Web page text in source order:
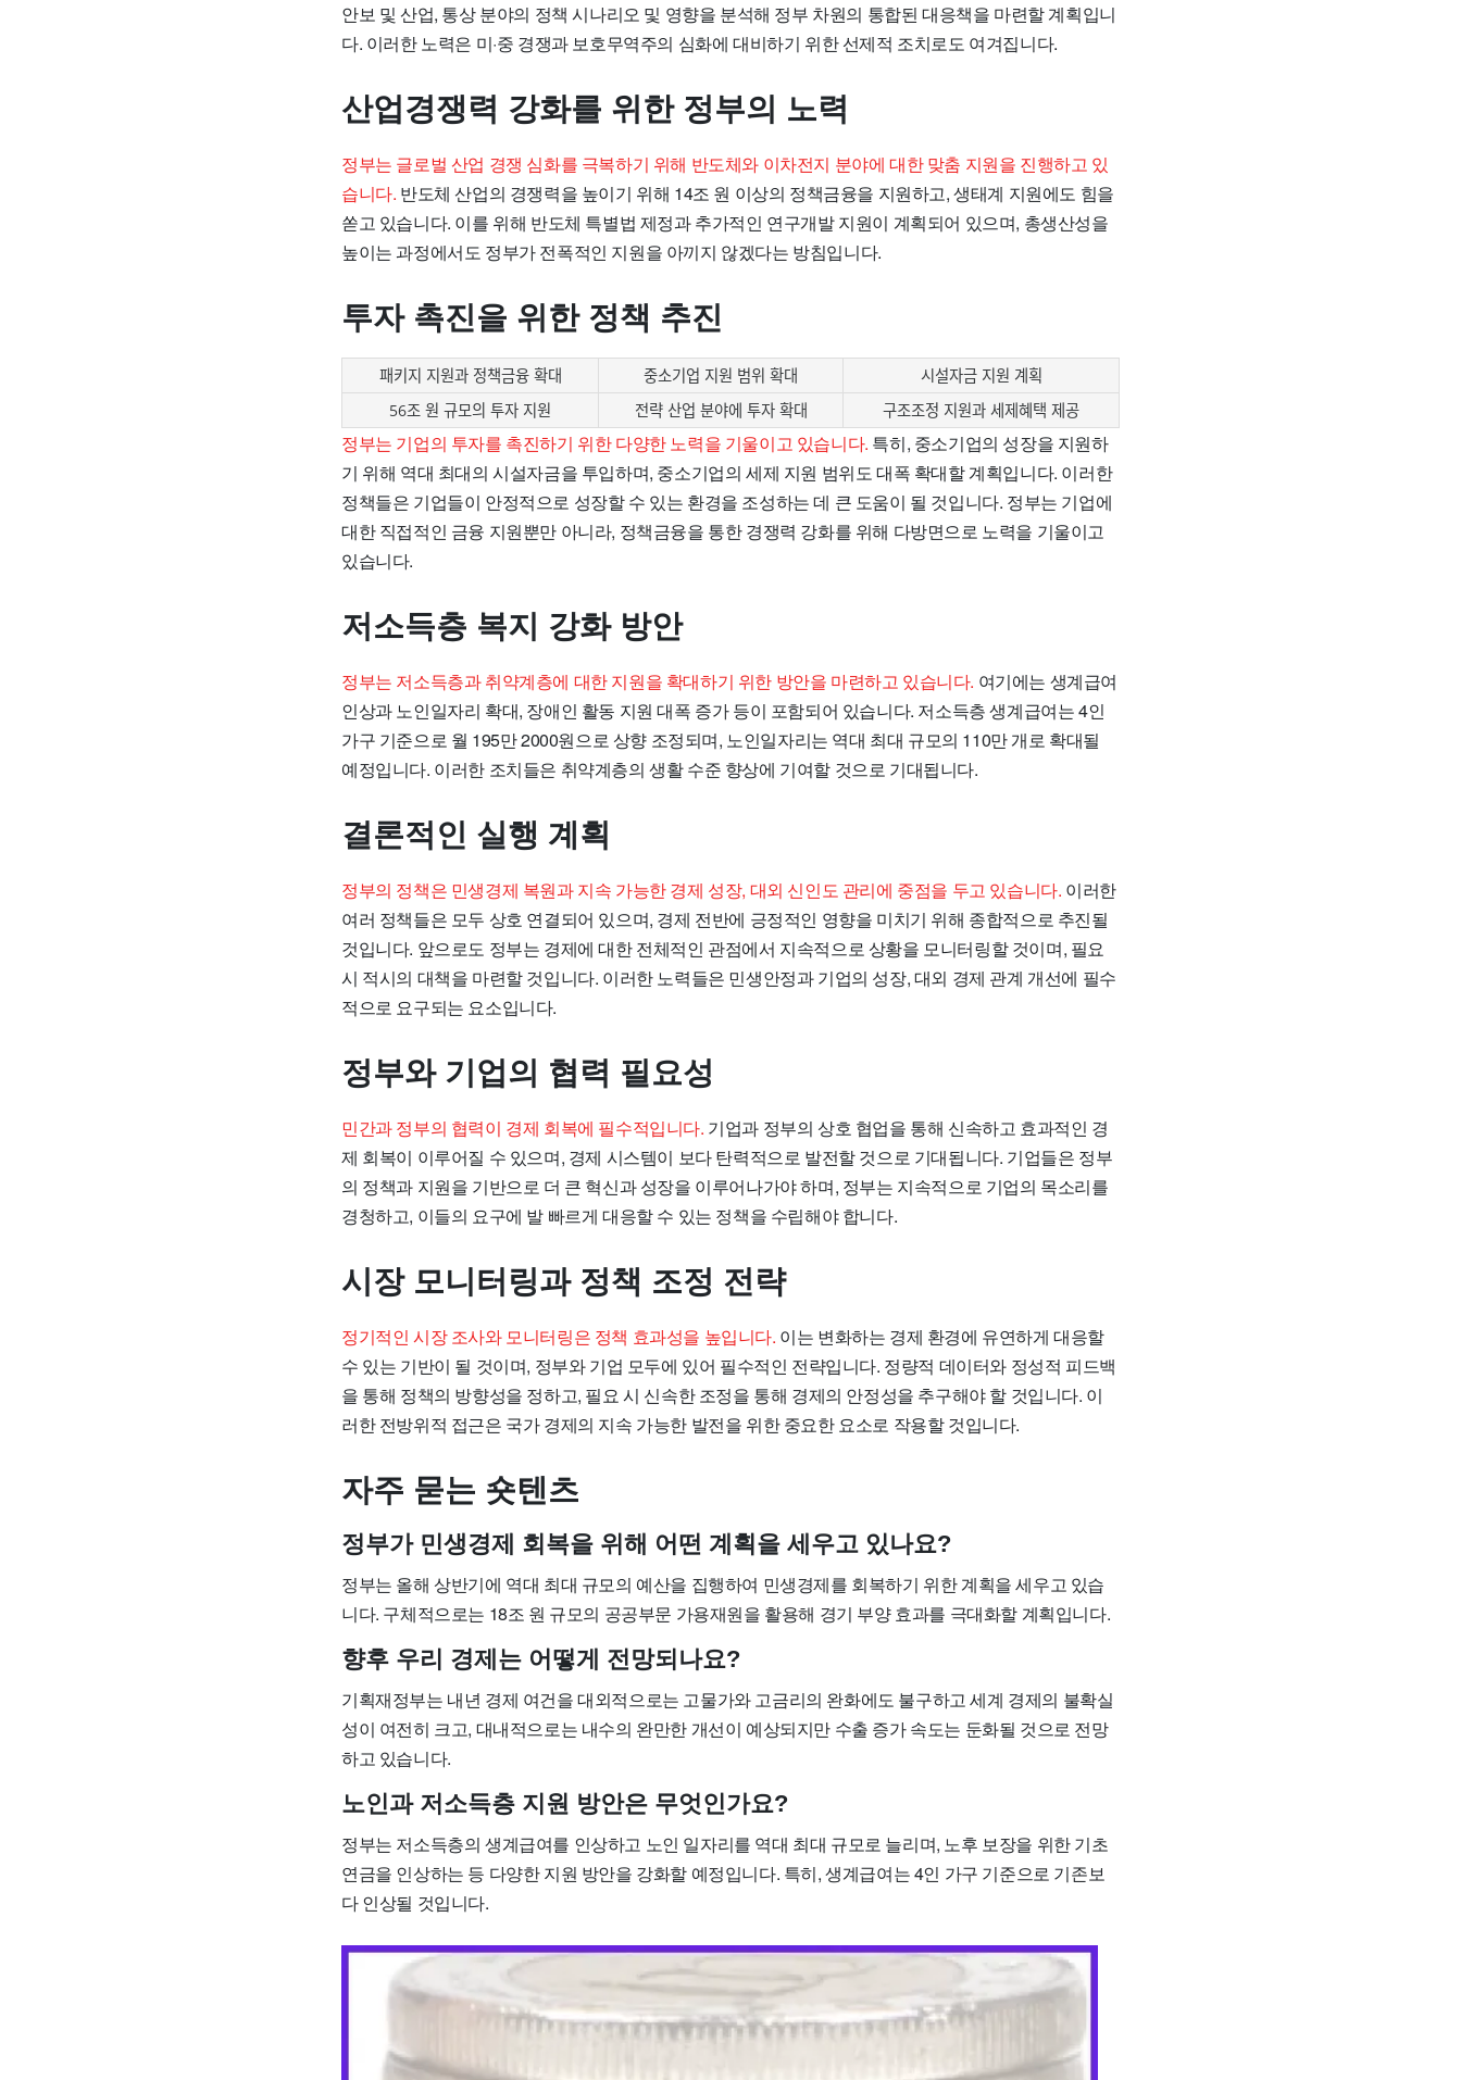
안보 및 산업, 통상 분야의 정책 시나리오 및 영향을 분석해 정부 차원의 통합된 대응책을 마련할 계획입니
다. 이러한 노력은 미·중 경쟁과 보호무역주의 심화에 대비하기 위한 선제적 조치로도 여겨집니다.
산업경쟁력 강화를 위한 정부의 노력
정부는 글로벌 산업 경쟁 심화를 극복하기 위해 반도체와 이차전지 분야에 대한 맞춤 지원을 진행하고 있
습니다. 반도체 산업의 경쟁력을 높이기 위해 14조 원 이상의 정책금융을 지원하고, 생태계 지원에도 힘을
쏟고 있습니다. 이를 위해 반도체 특별법 제정과 추가적인 연구개발 지원이 계획되어 있으며, 총생산성을
높이는 과정에서도 정부가 전폭적인 지원을 아끼지 않겠다는 방침입니다.
투자 촉진을 위한 정책 추진
패키지 지원과 정책금융 확대 중소기업 지원 범위 확대
시설자금 지원 계획
56조 원 규모의 투자 지원
전략 산업 분야에 투자 확대 구조조정 지원과 세제혜택 제공
정부는 기업의 투자를 촉진하기 위한 다양한 노력을 기울이고 있습니다. 특히, 중소기업의 성장을 지원하
기 위해 역대 최대의 시설자금을 투입하며, 중소기업의 세제 지원 범위도 대폭 확대할 계획입니다. 이러한
정책들은 기업들이 안정적으로 성장할 수 있는 환경을 조성하는 데 큰 도움이 될 것입니다. 정부는 기업에
대한 직접적인 금융 지원뿐만 아니라, 정책금융을 통한 경쟁력 강화를 위해 다방면으로 노력을 기울이고
있습니다.
저소득층 복지 강화 방안
정부는 저소득층과 취약계층에 대한 지원을 확대하기 위한 방안을 마련하고 있습니다. 여기에는 생계급여
인상과 노인일자리 확대, 장애인 활동 지원 대폭 증가 등이 포함되어 있습니다. 저소득층 생계급여는 4인
가구 기준으로 월 195만 2000원으로 상향 조정되며, 노인일자리는 역대 최대 규모의 110만 개로 확대될
예정입니다. 이러한 조치들은 취약계층의 생활 수준 향상에 기여할 것으로 기대됩니다.
결론적인 실행 계획
정부의 정책은 민생경제 복원과 지속 가능한 경제 성장, 대외 신인도 관리에 중점을 두고 있습니다. 이러한
여러 정책들은 모두 상호 연결되어 있으며, 경제 전반에 긍정적인 영향을 미치기 위해 종합적으로 추진될
것입니다. 앞으로도 정부는 경제에 대한 전체적인 관점에서 지속적으로 상황을 모니터링할 것이며, 필요
시 적시의 대책을 마련할 것입니다. 이러한 노력들은 민생안정과 기업의 성장, 대외 경제 관계 개선에 필수
적으로 요구되는 요소입니다.
정부와 기업의 협력 필요성
민간과 정부의 협력이 경제 회복에 필수적입니다. 기업과 정부의 상호 협업을 통해 신속하고 효과적인 경
제 회복이 이루어질 수 있으며, 경제 시스템이 보다 탄력적으로 발전할 것으로 기대됩니다. 기업들은 정부
의 정책과 지원을 기반으로 더 큰 혁신과 성장을 이루어나가야 하며, 정부는 지속적으로 기업의 목소리를
경청하고, 이들의 요구에 발 빠르게 대응할 수 있는 정책을 수립해야 합니다.
시장 모니터링과 정책 조정 전략
정기적인 시장 조사와 모니터링은 정책 효과성을 높입니다. 이는 변화하는 경제 환경에 유연하게 대응할
수 있는 기반이 될 것이며, 정부와 기업 모두에 있어 필수적인 전략입니다. 정량적 데이터와 정성적 피드백
을 통해 정책의 방향성을 정하고, 필요 시 신속한 조정을 통해 경제의 안정성을 추구해야 할 것입니다. 이
러한 전방위적 접근은 국가 경제의 지속 가능한 발전을 위한 중요한 요소로 작용할 것입니다.
자주 묻는 숏텐츠
정부가 민생경제 회복을 위해 어떤 계획을 세우고 있나요?
정부는 올해 상반기에 역대 최대 규모의 예산을 집행하여 민생경제를 회복하기 위한 계획을 세우고 있습
니다. 구체적으로는 18조 원 규모의 공공부문 가용재원을 활용해 경기 부양 효과를 극대화할 계획입니다.
향후 우리 경제는 어떻게 전망되나요?
기획재정부는 내년 경제 여건을 대외적으로는 고물가와 고금리의 완화에도 불구하고 세계 경제의 불확실
성이 여전히 크고, 대내적으로는 내수의 완만한 개선이 예상되지만 수출 증가 속도는 둔화될 것으로 전망
하고 있습니다.
노인과 저소득층 지원 방안은 무엇인가요?
정부는 저소득층의 생계급여를 인상하고 노인 일자리를 역대 최대 규모로 늘리며, 노후 보장을 위한 기초
연금을 인상하는 등 다양한 지원 방안을 강화할 예정입니다. 특히, 생계급여는 4인 가구 기준으로 기존보
다 인상될 것입니다.